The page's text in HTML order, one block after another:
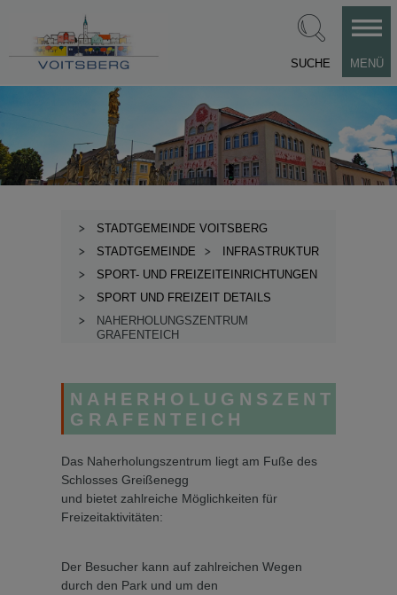
STADTGEMEINDE VOITSBERG
STADTGEMEINDE
INFRASTRUKTUR
SPORT- UND FREIZEITEINRICHTUNGEN
SPORT UND FREIZEIT DETAILS
NAHERHOLUNGSZENTRUM
GRAFENTEICH
NAHERHOLUGNSZENTRUM
GRAFENTEICH
Das Naherholungszentrum liegt am Fuße des
Schlosses Greißenegg
und bietet zahlreiche Möglichkeiten für
Freizeitaktivitäten:
Der Besucher kann auf zahlreichen Wegen
durch den Park und um den
SUCHE MENÜ